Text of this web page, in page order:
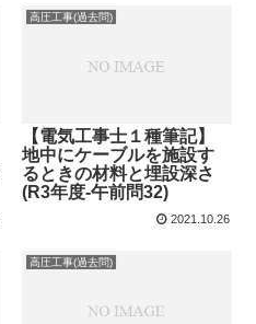
高圧工事(過去問)
【電気工事士１種筆記】
地中にケーブルを施設す
るときの材料と埋設深さ
(R3年度-午前問32)
2021.10.26
高圧工事(過去問)